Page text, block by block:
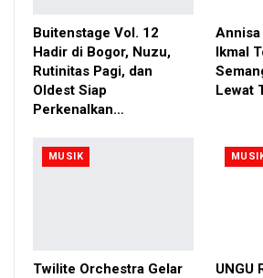
mixing demi mendapatkan hasil yang
yang diinginkannya.
Secara musikal, Black Langues
mereka sebagai sesuatu yang mentah,
harus selalu dikategorikan dalam
pendengar untuk lebih peka terhadap
Buitenstage Vol. 12
Hadir di Bogor, Nuzu,
Rutinitas Pagi, dan
Oldest Siap
Perkenalkan…
Annisa
Ikmal
Lewat
MUSIK
Twilite Orchestra Gelar
UNGU